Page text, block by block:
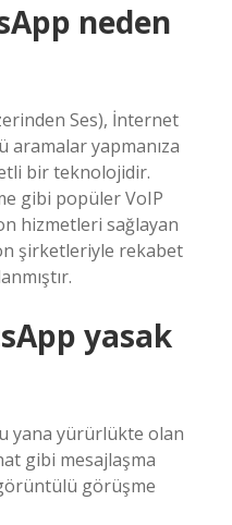
neden
Ses), İnternet
yapmanıza
bir teknolojidir.
gibi popüler VoIP
hizmetleri sağlayan
şirketleriyle rekabet
yasak
yana yürürlükte olan
gibi mesajlaşma
görüşme